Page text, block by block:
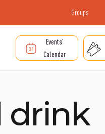
Groups
Events’
Calendar
drink